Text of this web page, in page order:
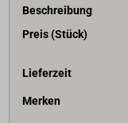
Beschreibung
Preis (Stück)
Lieferzeit
Merken